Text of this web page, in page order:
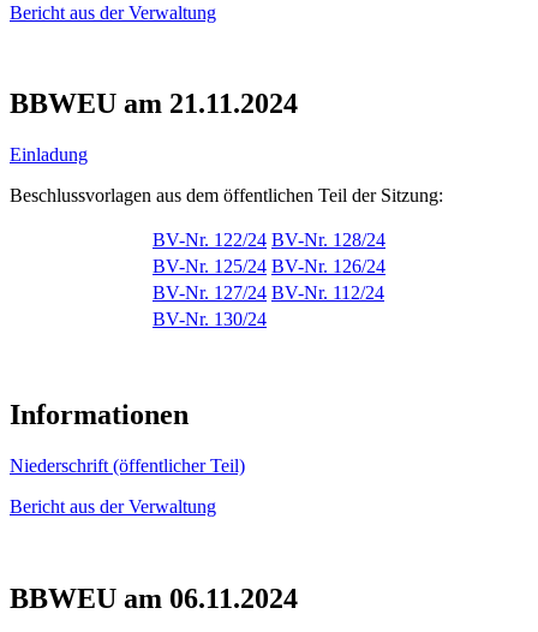
Bericht aus der Verwaltung
BBWEU am 21.11.2024
Einladung
Beschlussvorlagen aus dem öffentlichen Teil der Sitzung:
BV-Nr. 122/24 BV-Nr. 128/24
BV-Nr. 125/24 BV-Nr. 126/24
BV-Nr. 127/24 BV-Nr. 112/24
BV-Nr. 130/24
Informationen
Niederschrift (öffentlicher Teil)
Bericht aus der Verwaltung
BBWEU am 06.11.2024